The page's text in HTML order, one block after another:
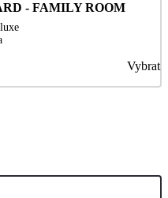
- FAMILY ROOM
Vybrat